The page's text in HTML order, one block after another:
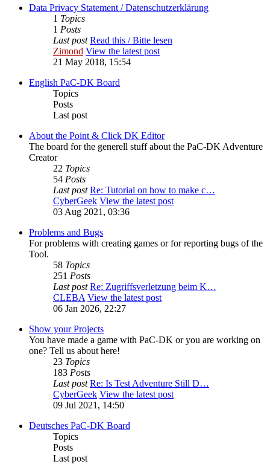
Data Privacy Statement / Datenschutzerklärung
1 Topics
1 Posts
Last post Read this / Bitte lesen
Zimond View the latest post
21 May 2018, 15:54
English PaC-DK Board
Topics
Posts
Last post
About the Point & Click DK Editor
The board for the generell stuff about the PaC-DK Adventure
Creator
22 Topics
54 Posts
Last post Re: Tutorial on how to make c…
CyberGeek View the latest post
03 Aug 2021, 03:36
Problems and Bugs
For problems with creating games or for reporting bugs of the
Tool.
58 Topics
251 Posts
Last post Re: Zugriffsverletzung beim K…
CLEBA View the latest post
06 Jan 2026, 22:27
Show your Projects
You have made a game with PaC-DK or you are working on
one? Tell us about here!
23 Topics
183 Posts
Last post Re: Is Test Adventure Still D…
CyberGeek View the latest post
09 Jul 2021, 14:50
Deutsches PaC-DK Board
Topics
Posts
Last post